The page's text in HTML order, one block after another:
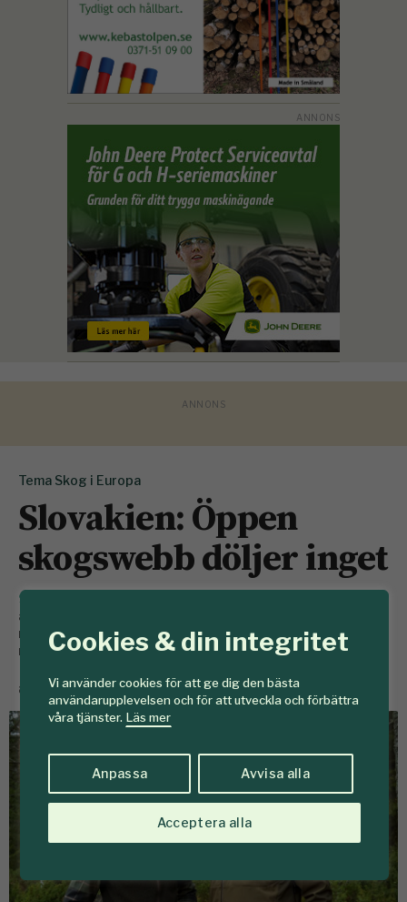
Cookies & din integritet
Vi använder cookies för att ge dig den bästa
användarupplevelsen och för att utveckla och förbättra
våra tjänster. Läs mer
Anpassa Avvisa alla
Acceptera alla
Tema Skog i Europa
Slovakien: Öppen
skogswebb döljer inget
9 februari
avverkningsanmälningar omstridd. I Slovakien finns
mycket mer detaljerad information tillgänglig för alla,
men skogsägarna har inget att invända.
av Karin Lepikko